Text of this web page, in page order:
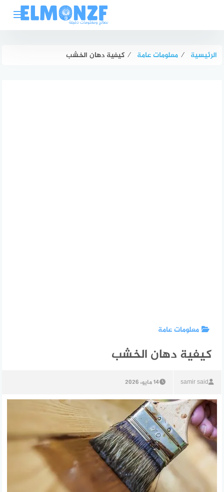
الرئيسية ⁄ معلومات عامة ⁄ كيفية دهان الخشب
معلومات عامة
كيفية دهان الخشب
samir said 14 مايو، 2026